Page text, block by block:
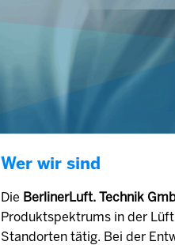
Wer wir sind
Die BerlinerLuft. Technik
Produktspektrums in der
Standorten tätig. Bei der